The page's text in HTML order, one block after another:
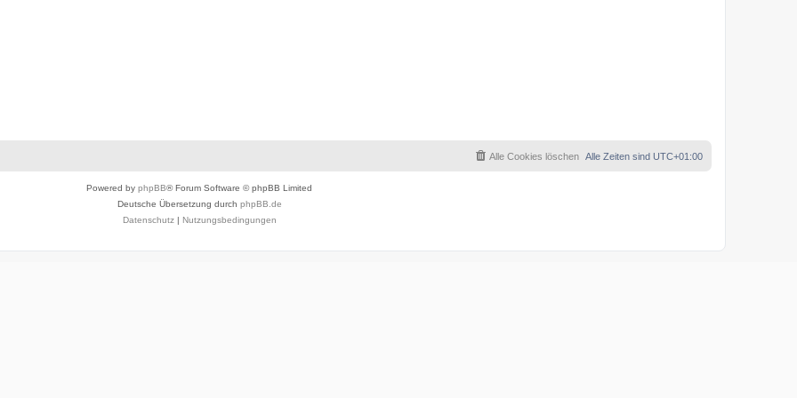
Alle Zeiten sind UTC+01:00
Alle Cookies löschen
Powered by phpBB® Forum Software © phpBB Limited
Deutsche Übersetzung durch phpBB.de
Datenschutz| Nutzungsbedingungen